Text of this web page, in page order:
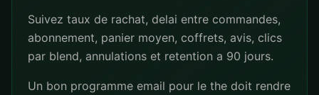
Suivez taux de rachat, delai entre commandes,
abonnement, panier moyen, coffrets, avis, clics
par blend, annulations et retention a 90 jours.
Un bon programme email pour le the doit rendre